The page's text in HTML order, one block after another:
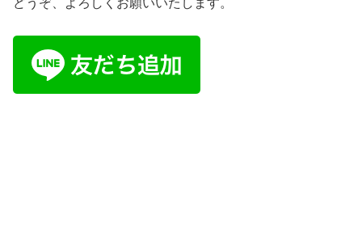
どうぞ、よろしくお願いいたします。